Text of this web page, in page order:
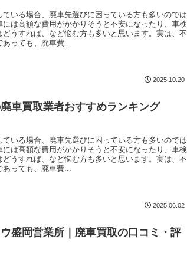
いる場合、廃車先選びに困っている方も多いのでは
には高額な費用がかかりそうと不安になったり、車検
うすれば、など悩む方も多いと思います。実は、不
っても、廃車費...
2025.10.20
車買取業者おすすめランキング
いる場合、廃車先選びに困っている方も多いのでは
には高額な費用がかかりそうと不安になったり、車検
うすれば、など悩む方も多いと思います。実は、不
あっても、廃車費...
2025.06.02
盛岡営業所｜廃車買取の口コミ・評